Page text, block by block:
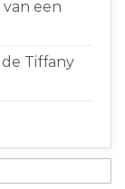
een
Tiffany